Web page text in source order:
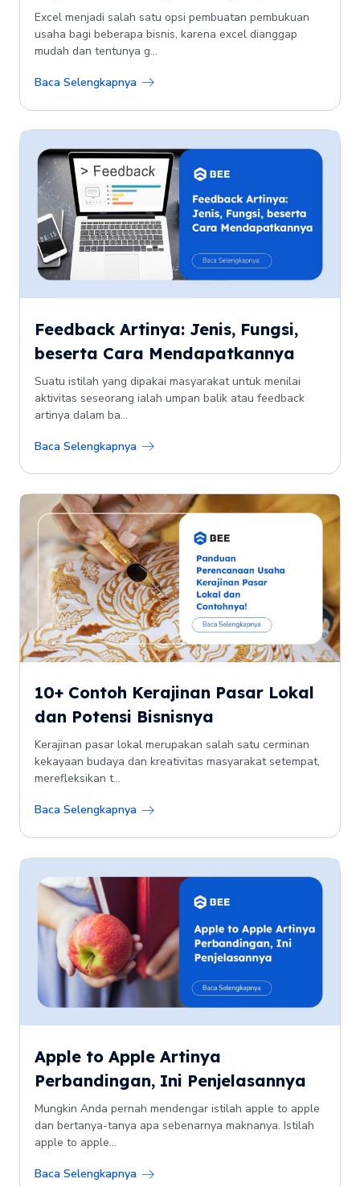
Excel menjadi salah satu opsi pembuatan pembukuan
usaha bagi beberapa bisnis, karena excel dianggap
mudah dan tentunya g...
Baca Selengkapnya
Feedback Artinya: Jenis, Fungsi,
beserta Cara Mendapatkannya
Suatu istilah yang dipakai masyarakat untuk menilai
aktivitas seseorang ialah umpan balik atau feedback
artinya dalam ba...
Baca Selengkapnya
10+ Contoh Kerajinan Pasar Lokal
dan Potensi Bisnisnya
Kerajinan pasar lokal merupakan salah satu cerminan
kekayaan budaya dan kreativitas masyarakat setempat,
merefleksikan t...
Baca Selengkapnya
Apple to Apple Artinya
Perbandingan, Ini Penjelasannya
Mungkin Anda pernah mendengar istilah apple to apple
dan bertanya-tanya apa sebenarnya maknanya. Istilah
apple to apple...
Baca Selengkapnya